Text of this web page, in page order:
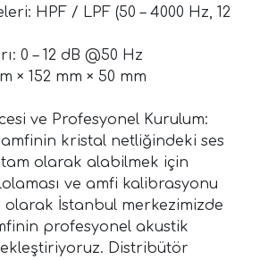
HPF / LPF (50 – 4000 Hz, 12
0 – 12 dB @50 Hz
× 152 mm × 50 mm
ve Profesyonel Kurulum:
amfinin kristal netliğindeki ses
tam olarak alabilmek için
ve amfi kalibrasyonu
olarak İstanbul merkezimizde
profesyonel akustik
Distribütör